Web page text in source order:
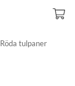
Röda tulpaner